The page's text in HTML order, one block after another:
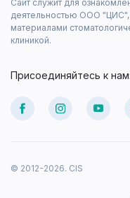
Сайт служит для
деятельностью ООО "ЦИС",
материалами
клиникой.
Присоединяйтесь к нам:
© 2012-2026. CIS